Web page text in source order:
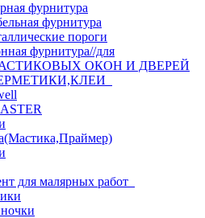
фурнитура
фурнитура
пороги
фурнитура//для
ОКОН И ДВЕРЕЙ
для малярных работ